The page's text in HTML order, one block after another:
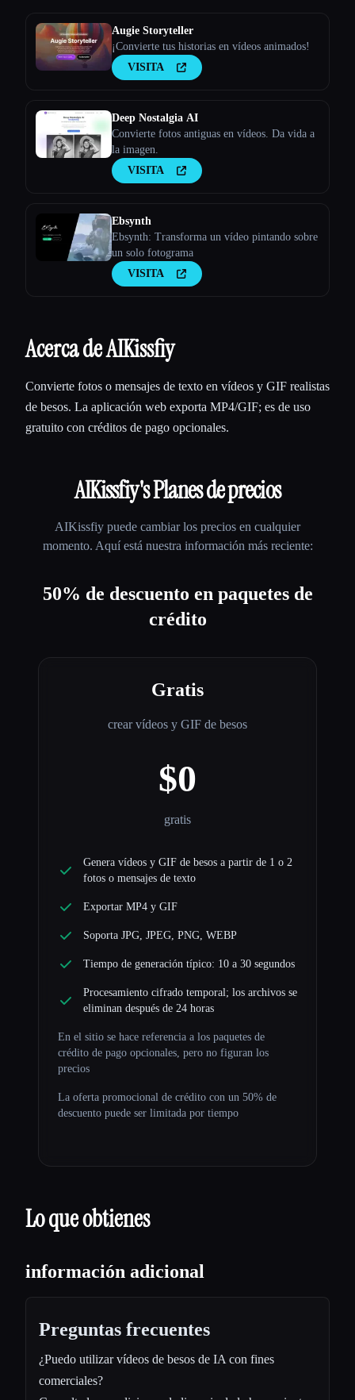
Augie Storyteller
¡Convierte tus historias en vídeos animados!
VISITA
Deep Nostalgia AI
Convierte fotos antiguas en vídeos. Da vida a
la imagen.
VISITA
Ebsynth
Ebsynth: Transforma un vídeo pintando sobre
un solo fotograma
VISITA
Acerca de AIKissfiy
Convierte fotos o mensajes de texto en vídeos y GIF realistas
de besos. La aplicación web exporta MP4/GIF; es de uso
gratuito con créditos de pago opcionales.
AIKissfiy's Planes de precios
AIKissfiy puede cambiar los precios en cualquier
momento. Aquí está nuestra información más reciente:
50% de descuento en paquetes de
crédito
Gratis
crear vídeos y GIF de besos
$0
gratis
Genera vídeos y GIF de besos a partir de 1 o 2
fotos o mensajes de texto
Exportar MP4 y GIF
Soporta JPG, JPEG, PNG, WEBP
Tiempo de generación típico: 10 a 30 segundos
Procesamiento cifrado temporal; los archivos se
eliminan después de 24 horas
En el sitio se hace referencia a los paquetes de
crédito de pago opcionales, pero no figuran los
precios
La oferta promocional de crédito con un 50% de
descuento puede ser limitada por tiempo
Lo que obtienes
información adicional
Preguntas frecuentes
¿Puedo utilizar vídeos de besos de IA con fines
comerciales?